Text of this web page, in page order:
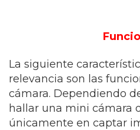
La siguiente
relevancia son las
cámara. Dependiendo
hallar una mini cámara
únicamente en captar